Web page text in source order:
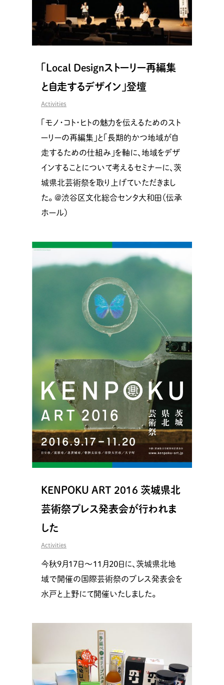
「Local Designストーリー再編集
と自走するデザイン」登壇
Activities
「モノ・コト・ヒトの魅力を伝えるためのスト
ーリーの再編集」と「長期的かつ地域が自
走するための仕組み」を軸に、地域をデザ
インすることについて考えるセミナーに、茨
城県北芸術祭を取り上げていただきまし
た。 ＠渋谷区文化総合センタ大和田（伝承
ホール）
KENPOKU ART 2016 茨城県北
芸術祭プレス発表会が行われま
した
Activities
今秋9月17日〜11月20日に、茨城県北地
域で開催の国際芸術祭のプレス発表会を
水戸と上野にて開催いたしました。